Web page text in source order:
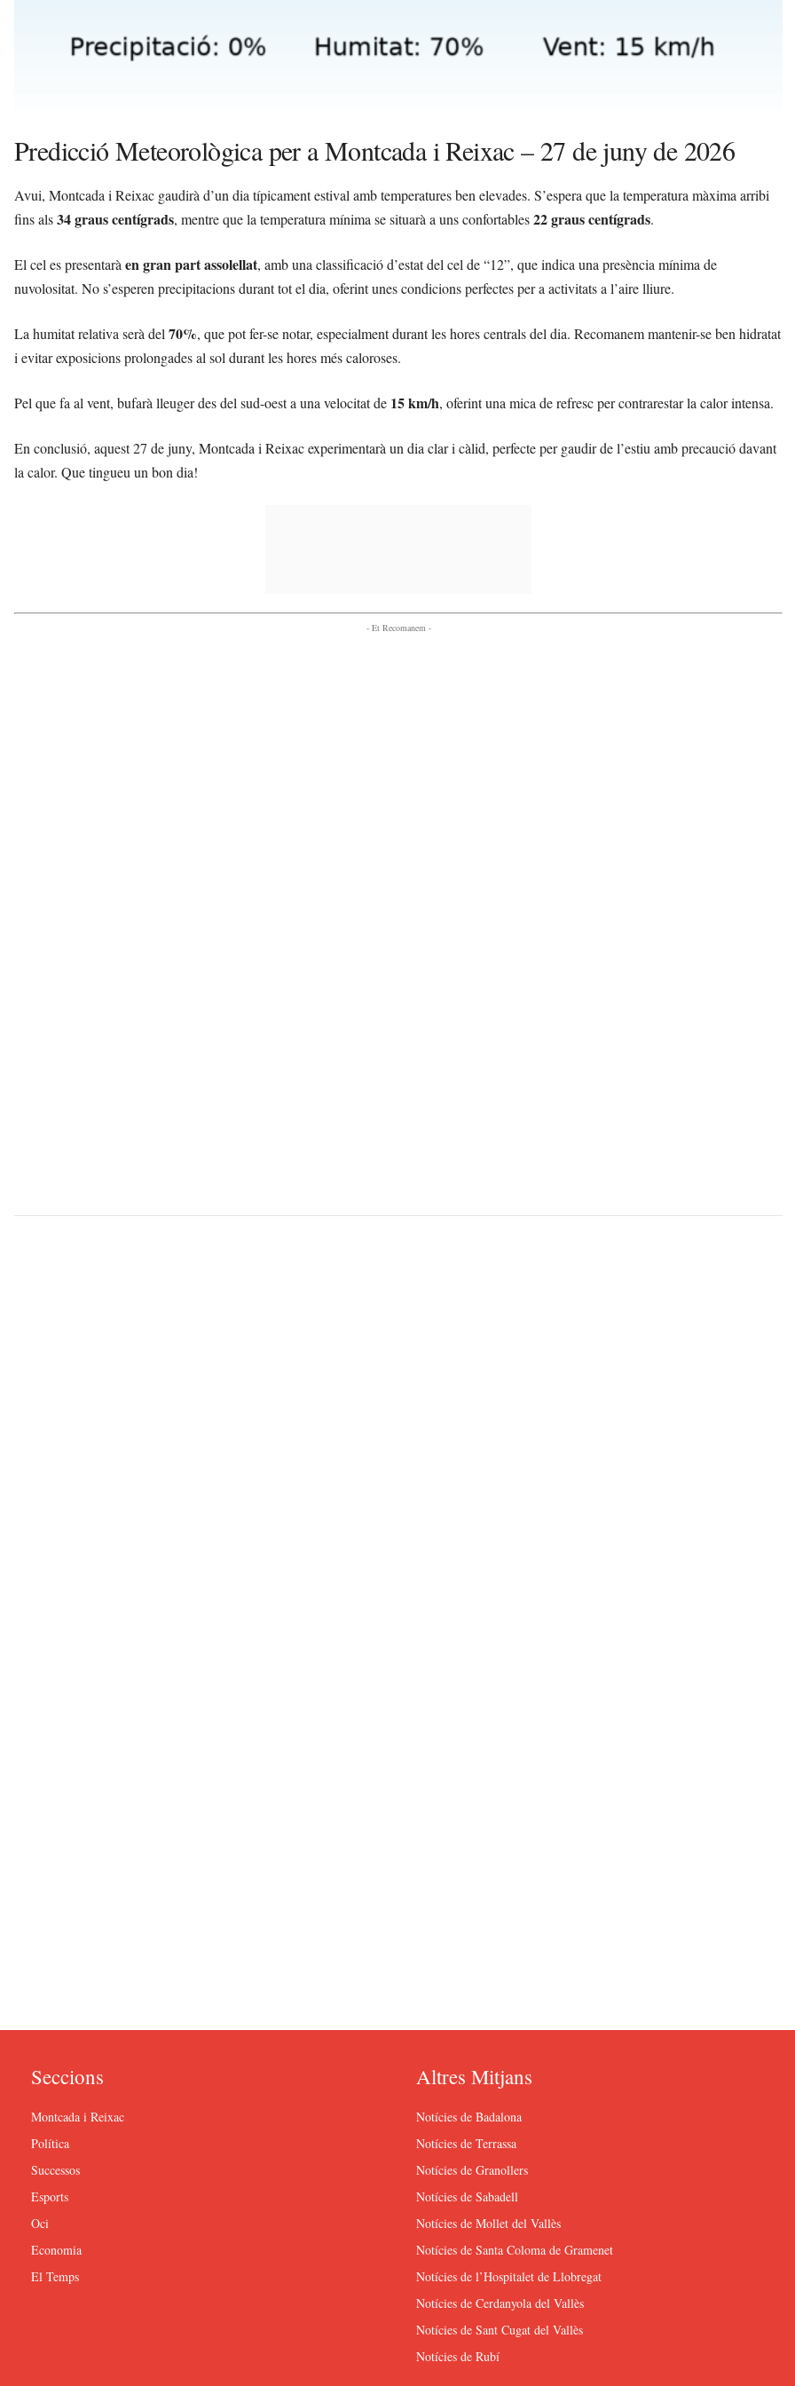
Predicció Meteorològica per a Montcada i Reixac – 27 de juny de 2026
Avui, Montcada i Reixac gaudirà d’un dia típicament estival amb temperatures ben elevades. S’espera que la temperatura màxima arribi
fins als34 graus centígrads, mentre que la temperatura mínima se situarà a uns confortables22 graus centígrads.
El cel es presentarà en gran part assolellat, amb una classificació d’estat del cel de “12”, que indica una presència mínima de
nuvolositat. No s’esperen precipitacions durant tot el dia, oferint unes condicions perfectes per a activitats a l’aire lliure.
La humitat relativa serà del 70%, que pot fer-se notar, especialment durant les hores centrals del dia. Recomanem mantenir-se ben hidratat
i evitar exposicions prolongades al sol durant les hores més caloroses.
Pel que fa al vent, bufarà lleuger des del sud-oest a una velocitat de 15 km/h, oferint una mica de refresc per contrarestar la calor intensa.
En conclusió, aquest 27 de juny, Montcada i Reixac experimentarà un dia clar i càlid, perfecte per gaudir de l’estiu amb precaució davant
la calor. Que tingueu un bon dia!
- Et Recomanem -
Seccions
Montcada i Reixac
Política
Successos
Esports
Oci
Economia
El Temps
Altres Mitjans
Notícies de Badalona
Notícies de Terrassa
Notícies de Granollers
Notícies de Sabadell
Notícies de Mollet del Vallès
Notícies de Santa Coloma de Gramenet
Notícies de l’Hospitalet de Llobregat
Notícies de Cerdanyola del Vallès
Notícies de Sant Cugat del Vallès
Notícies de Rubí